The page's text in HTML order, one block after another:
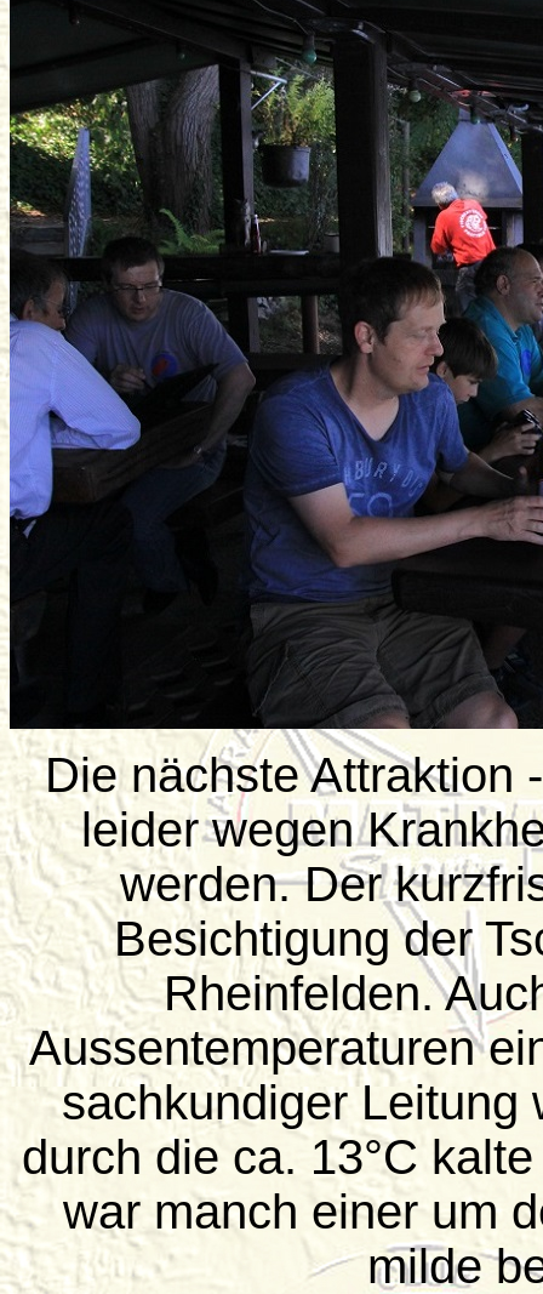
Die nächste Attraktion
leider wegen
werden. Der
Besichtigung der
Rheinfelden.
Aussentemperaturen
sachkundiger Leitung
durch die ca. 13°C
war manch einer um
milde